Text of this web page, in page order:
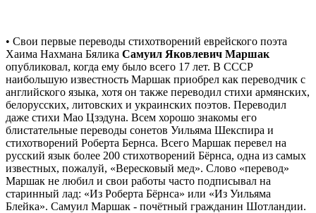
• Свои первые переводы стихотворений еврейского поэта
Хаима Нахмана Бялика Самуил Яковлевич Маршак
опубликовал, когда ему было всего 17 лет. В СССР
наибольшую известность Маршак приобрел как переводчик с
английского языка, хотя он также переводил стихи армянских,
белорусских, литовских и украинских поэтов. Переводил
даже стихи Мао Цзэдуна. Всем хорошо знакомы его
блистательные переводы сонетов Уильяма Шекспира и
стихотворений Роберта Бернса. Всего Маршак перевел на
русский язык более 200 стихотворений Бёрнса, одна из самых
известных, пожалуй, «Вересковый мед». Слово «перевод»
Маршак не любил и свои работы часто подписывал на
старинный лад: «Из Роберта Бёрнса» или «Из Уильяма
Блейка». Самуил Маршак - почётный гражданин Шотландии.